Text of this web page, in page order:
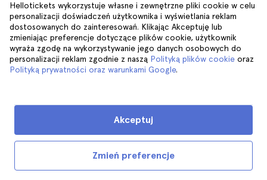
Poznawanie Brugii| ©Jaume CP BCN
robisz to na zorganizowanej wycieczce, gdzie
nie musiszsię martwić o to,że będziesz
musiał wszystko zorganizować na własną rękę.
Hellotickets wykorzystuje własne i zewnętrzne pliki cookie w celu
personalizacji doświadczeń użytkownika i wyświetlania reklam
dostosowanych do zainteresowań. Klikając Akceptuję lub
zmieniając preferencje dotyczące plików cookie, użytkownik
wyraża zgodę na wykorzystywanie jego danych osobowych do
personalizacji reklam zgodnie z naszą Polityką plików cookie oraz
Polityką prywatności oraz warunkami Google.
Zmień preferencje
Akceptuj